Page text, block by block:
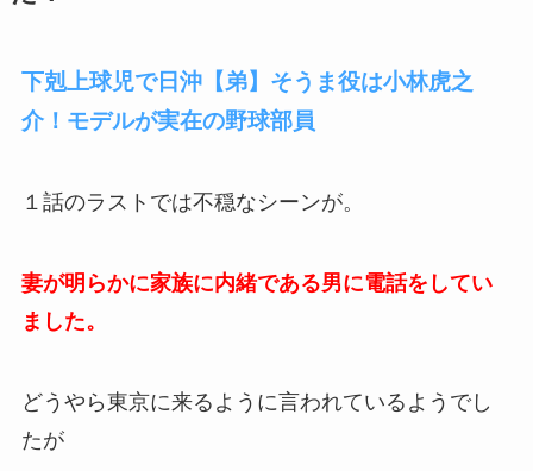
下剋上球児で日沖【弟】そうま役は小林虎之
介！モデルが実在の野球部員
１話のラストでは不穏なシーンが。
妻が明らかに家族に内緒である男に電話をしてい
ました。
どうやら東京に来るように言われているようでし
たが